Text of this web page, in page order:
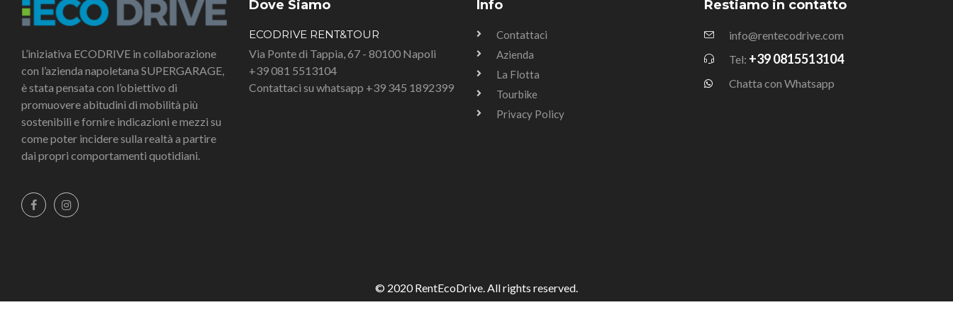
L’iniziativa ECODRIVE in collaborazione
con l’azienda napoletana SUPERGARAGE,
è stata pensata con l’obiettivo di
promuovere abitudini di mobilità più
sostenibili e fornire indicazioni e mezzi su
come poter incidere sulla realtà a partire
dai propri comportamenti quotidiani.
Dove Siamo
ECODRIVE RENT&TOUR
Via Ponte di Tappia, 67 - 80100 Napoli
+39 081 5513104
Contattaci su whatsapp +39 345 1892399
Info
Contattaci
Azienda
La Flotta
Tourbike
Privacy Policy
Restiamo in contatto
info@rentecodrive.com
Tel: +39 0815513104
Chatta con Whatsapp
© 2020 RentEcoDrive. All rights reserved.